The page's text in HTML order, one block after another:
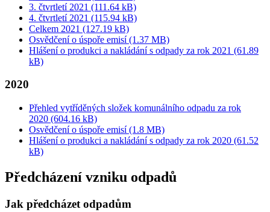
3. čtvrtletí 2021 (111.64 kB)
4. čtvrtletí 2021 (115.94 kB)
Celkem 2021 (127.19 kB)
Osvědčení o úspoře emisí (1.37 MB)
Hlášení o produkci a nakládání s odpady za rok 2021 (61.89
kB)
2020
Přehled vytříděných složek komunálního odpadu za rok
2020 (604.16 kB)
Osvědčení o úspoře emisí (1.8 MB)
Hlášení o produkci a nakládání s odpady za rok 2020 (61.52
kB)
Předcházení vzniku odpadů
Jak předcházet odpadům